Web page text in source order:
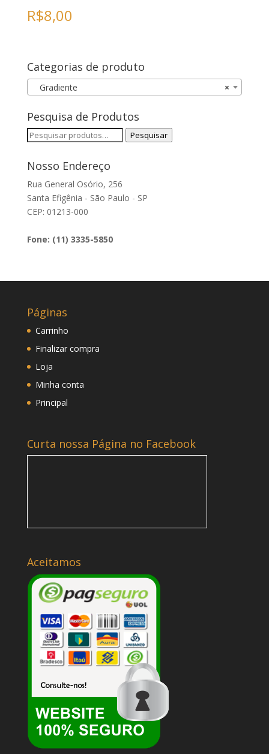
R$8,00
Categorias de produto
×
Gradiente
Pesquisa de Produtos
Pesquisar
Pesquisar
Nosso Endereço
Rua General Osório, 256
Santa Efigênia - São Paulo - SP
CEP: 01213-000
Fone: (11) 3335-5850
Páginas
Carrinho
Finalizar compra
Loja
Minha conta
Principal
Curta nossa Página no Facebook
Aceitamos